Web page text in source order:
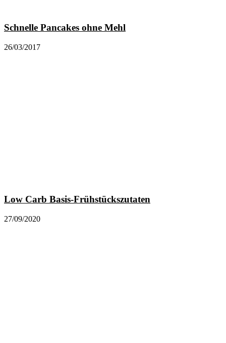
Schnelle Pancakes ohne Mehl
26/03/2017
Low Carb Basis-Frühstückszutaten
27/09/2020